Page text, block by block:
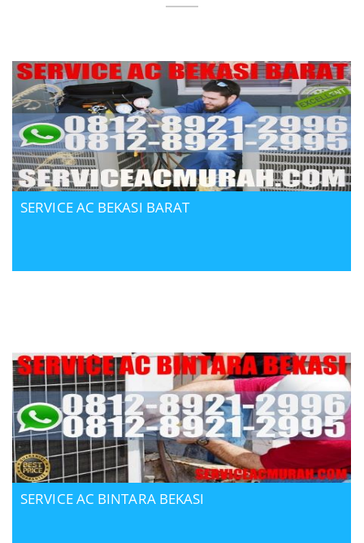
SERVICE AC BEKASI BARAT
SERVICE AC BINTARA BEKASI